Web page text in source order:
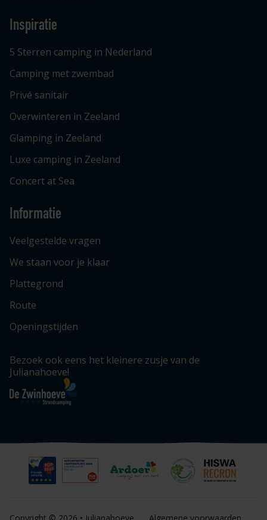
Inspiratie
5 Sterren camping in Nederland
Camping met zwembad
Privé sanitair
Overwinteren in Zeeland
Glamping in Zeeland
Luxe camping in Zeeland
Concert at Sea
Informatie
Veelgestelde vragen
We staan voor je klaar
Plattegrond
Route
Openingstijden
Bezoek ook eens het kleinere zusje van de
Julianahoeve!